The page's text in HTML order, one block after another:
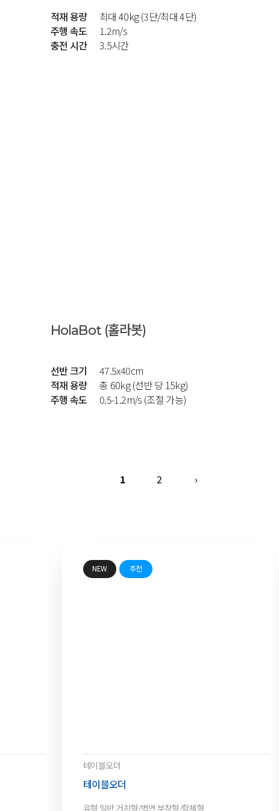
적재 용량
최대 40kg (3단/최대 4단)
주행 속도
1.2m/s
충전 시간
3.5시간
HolaBot (홀라봇)
선반 크기
47.5x40cm
적재 용량
총 60kg (선반 당 15kg)
주행 속도
0.5-1.2m/s (조절 가능)
1 2 ›
NEW 추천
테이블오더
테이블오더
유형 일반 거치형/벽면 부착형/함체형